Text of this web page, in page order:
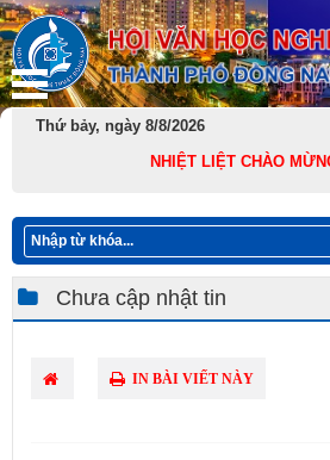
Thứ bảy, ngày 8/8/2026
NHIỆT LIỆT CHÀO MỪNG
Chưa cập nhật tin
IN BÀI VIẾT NÀY